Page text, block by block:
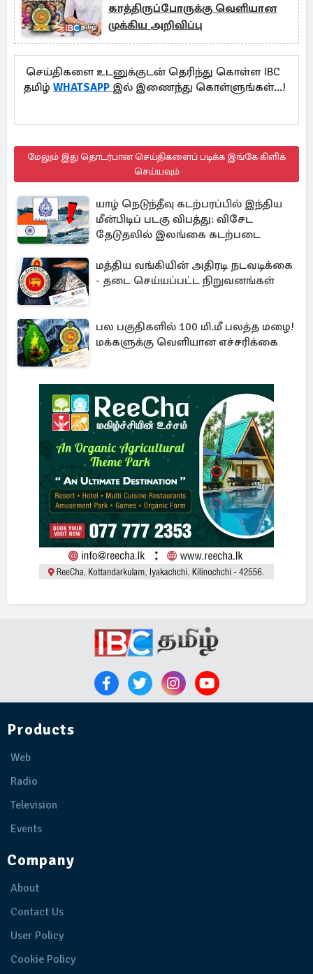
காத்திருப்போருக்கு வெளியான
முக்கிய அறிவிப்பு
செய்திகளை உடனுக்குடன் தெரிந்து கொள்ள IBC
தமிழ் WHATSAPP இல் இணைந்து கொள்ளுங்கள்...!
மேலும் இது தொடர்பான செய்திகளைப் படிக்க இங்கே கிளிக்
செய்யவும்
யாழ் நெடுந்தீவு கடற்பரப்பில் இந்திய
மீன்பிடிப் படகு விபத்து: விசேட
தேடுதலில் இலங்கை கடற்படை
மத்திய வங்கியின் அதிரடி நடவடிக்கை
- தடை செய்யப்பட்ட நிறுவனங்கள்
பல பகுதிகளில் 100 மி.மீ பலத்த மழை!
மக்களுக்கு வெளியான எச்சரிக்கை
Products
Web
Radio
Television
Events
Company
About
Contact Us
User Policy
Cookie Policy